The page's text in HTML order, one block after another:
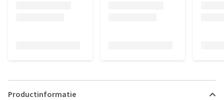
Productinformatie